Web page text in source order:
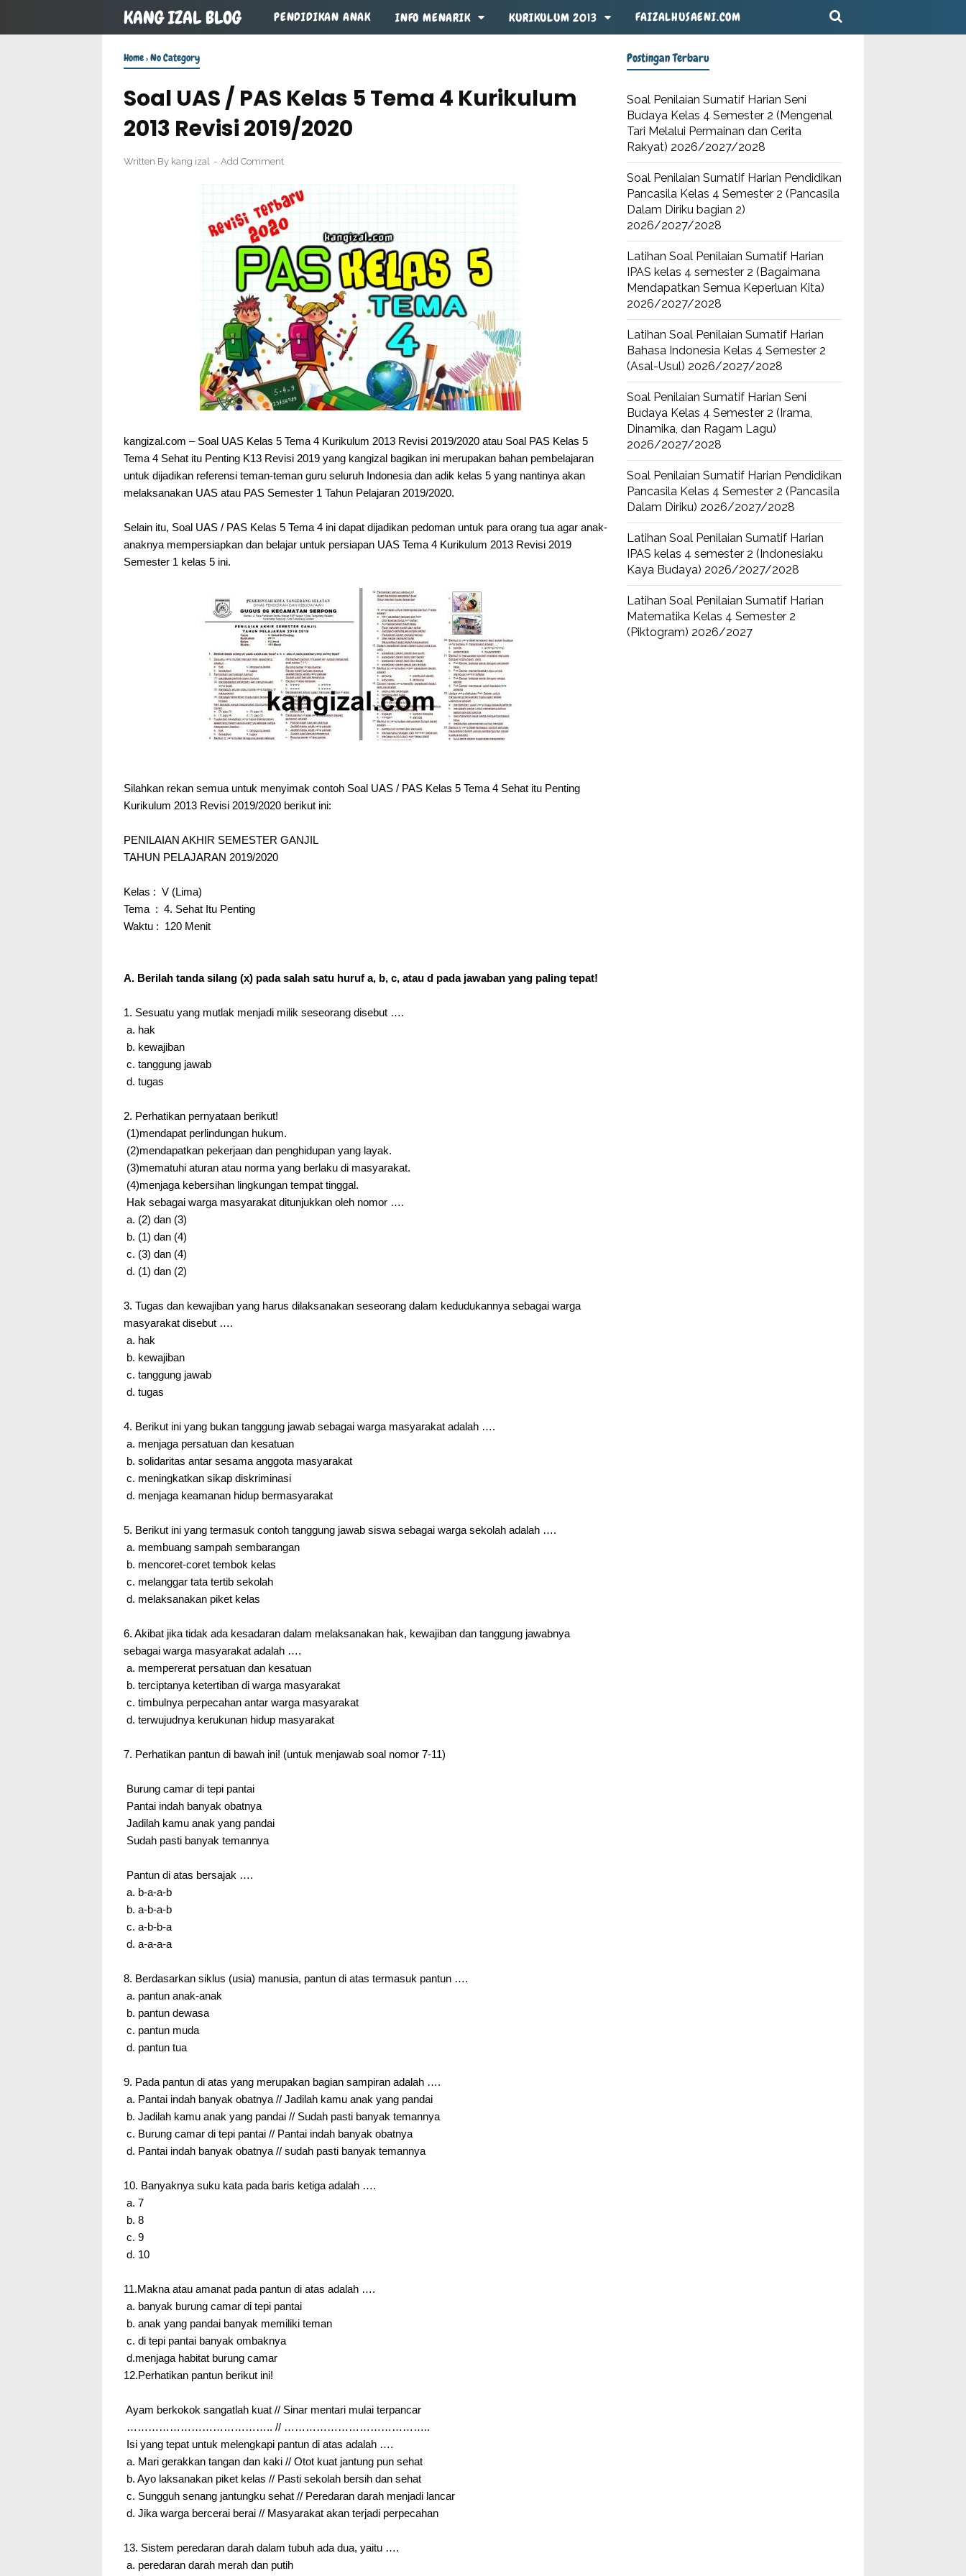
KANG IZAL BLOG PENDIDIKAN ANAK INFO MENARIK KURIKULUM 2013 FAIZALHUSAENI.COM
Home›No Category
Soal UAS / PAS Kelas 5 Tema 4 Kurikulum
2013 Revisi 2019/2020
Written By kang izal Add Comment
kangizal.com – Soal UAS Kelas 5 Tema 4 Kurikulum 2013 Revisi 2019/2020 atau Soal PAS Kelas 5
Tema 4 Sehat itu Penting K13 Revisi 2019 yang kangizal bagikan ini merupakan bahan pembelajaran
untuk dijadikan referensi teman-teman guru seluruh Indonesia dan adik kelas 5 yang nantinya akan
melaksanakan UAS atau PAS Semester 1 Tahun Pelajaran 2019/2020.
Selain itu, Soal UAS / PAS Kelas 5 Tema 4 ini dapat dijadikan pedoman untuk para orang tua agar anak-
anaknya mempersiapkan dan belajar untuk persiapan UAS Tema 4 Kurikulum 2013 Revisi 2019
Semester 1 kelas 5 ini.
Silahkan rekan semua untuk menyimak contoh Soal UAS / PAS Kelas 5 Tema 4 Sehat itu Penting
Kurikulum 2013 Revisi 2019/2020 berikut ini:
PENILAIAN AKHIR SEMESTER GANJIL
TAHUN PELAJARAN 2019/2020
Kelas : V (Lima)
Tema : 4. Sehat Itu Penting
Waktu : 120 Menit
A. Berilah tanda silang (x) pada salah satu huruf a, b, c, atau d pada jawaban yang paling tepat!
1. Sesuatu yang mutlak menjadi milik seseorang disebut ….
a. hak
b. kewajiban
c. tanggung jawab
d. tugas
2. Perhatikan pernyataan berikut!
(1)mendapat perlindungan hukum.
(2)mendapatkan pekerjaan dan penghidupan yang layak.
(3)mematuhi aturan atau norma yang berlaku di masyarakat.
(4)menjaga kebersihan lingkungan tempat tinggal.
Hak sebagai warga masyarakat ditunjukkan oleh nomor ….
a. (2) dan (3)
b. (1) dan (4)
c. (3) dan (4)
d. (1) dan (2)
3. Tugas dan kewajiban yang harus dilaksanakan seseorang dalam kedudukannya sebagai warga
masyarakat disebut ….
a. hak
b. kewajiban
c. tanggung jawab
d. tugas
4. Berikut ini yang bukan tanggung jawab sebagai warga masyarakat adalah ….
a. menjaga persatuan dan kesatuan
b. solidaritas antar sesama anggota masyarakat
c. meningkatkan sikap diskriminasi
d. menjaga keamanan hidup bermasyarakat
5. Berikut ini yang termasuk contoh tanggung jawab siswa sebagai warga sekolah adalah ….
a. membuang sampah sembarangan
b. mencoret-coret tembok kelas
c. melanggar tata tertib sekolah
d. melaksanakan piket kelas
6. Akibat jika tidak ada kesadaran dalam melaksanakan hak, kewajiban dan tanggung jawabnya
sebagai warga masyarakat adalah ….
a. mempererat persatuan dan kesatuan
b. terciptanya ketertiban di warga masyarakat
c. timbulnya perpecahan antar warga masyarakat
d. terwujudnya kerukunan hidup masyarakat
7. Perhatikan pantun di bawah ini! (untuk menjawab soal nomor 7-11)
Burung camar di tepi pantai
Pantai indah banyak obatnya
Jadilah kamu anak yang pandai
Sudah pasti banyak temannya
Pantun di atas bersajak ….
a. b-a-a-b
b. a-b-a-b
c. a-b-b-a
d. a-a-a-a
8. Berdasarkan siklus (usia) manusia, pantun di atas termasuk pantun ….
a. pantun anak-anak
b. pantun dewasa
c. pantun muda
d. pantun tua
9. Pada pantun di atas yang merupakan bagian sampiran adalah ….
a. Pantai indah banyak obatnya // Jadilah kamu anak yang pandai
b. Jadilah kamu anak yang pandai // Sudah pasti banyak temannya
c. Burung camar di tepi pantai // Pantai indah banyak obatnya
d. Pantai indah banyak obatnya // sudah pasti banyak temannya
10. Banyaknya suku kata pada baris ketiga adalah ….
a. 7
b. 8
c. 9
d. 10
11.Makna atau amanat pada pantun di atas adalah ….
a. banyak burung camar di tepi pantai
b. anak yang pandai banyak memiliki teman
c. di tepi pantai banyak ombaknya
d.menjaga habitat burung camar
12.Perhatikan pantun berikut ini!
Ayam berkokok sangatlah kuat // Sinar mentari mulai terpancar
………………………………….. // …………………………………..
Isi yang tepat untuk melengkapi pantun di atas adalah ….
a. Mari gerakkan tangan dan kaki // Otot kuat jantung pun sehat
b. Ayo laksanakan piket kelas // Pasti sekolah bersih dan sehat
c. Sungguh senang jantungku sehat // Peredaran darah menjadi lancar
d. Jika warga bercerai berai // Masyarakat akan terjadi perpecahan
13. Sistem peredaran darah dalam tubuh ada dua, yaitu ….
a. peredaran darah merah dan putih
Postingan Terbaru
Soal Penilaian Sumatif Harian Seni
Budaya Kelas 4 Semester 2 (Mengenal
Tari Melalui Permainan dan Cerita
Rakyat) 2026/2027/2028
Soal Penilaian Sumatif Harian Pendidikan
Pancasila Kelas 4 Semester 2 (Pancasila
Dalam Diriku bagian 2)
2026/2027/2028
Latihan Soal Penilaian Sumatif Harian
IPAS kelas 4 semester 2 (Bagaimana
Mendapatkan Semua Keperluan Kita)
2026/2027/2028
Latihan Soal Penilaian Sumatif Harian
Bahasa Indonesia Kelas 4 Semester 2
(Asal-Usul) 2026/2027/2028
Soal Penilaian Sumatif Harian Seni
Budaya Kelas 4 Semester 2 (Irama,
Dinamika, dan Ragam Lagu)
2026/2027/2028
Soal Penilaian Sumatif Harian Pendidikan
Pancasila Kelas 4 Semester 2 (Pancasila
Dalam Diriku) 2026/2027/2028
Latihan Soal Penilaian Sumatif Harian
IPAS kelas 4 semester 2 (Indonesiaku
Kaya Budaya) 2026/2027/2028
Latihan Soal Penilaian Sumatif Harian
Matematika Kelas 4 Semester 2
(Piktogram) 2026/2027